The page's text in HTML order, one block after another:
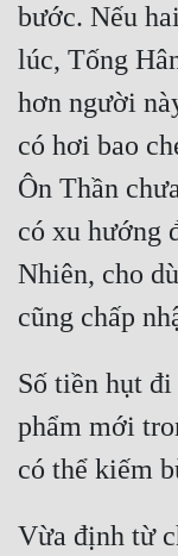
bước. Nếu
lúc, Tống
hơn người
có hơi bao
Ôn Thần
có xu hướng
Nhiên, cho
Số tiền hụt
phẩm mới
Vừa định từ